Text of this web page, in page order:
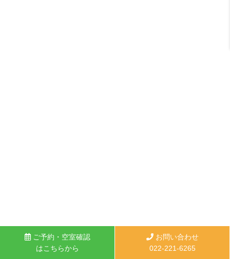
ご予約・空室確認
はこちらから
お問い合わせ
022-221-6265